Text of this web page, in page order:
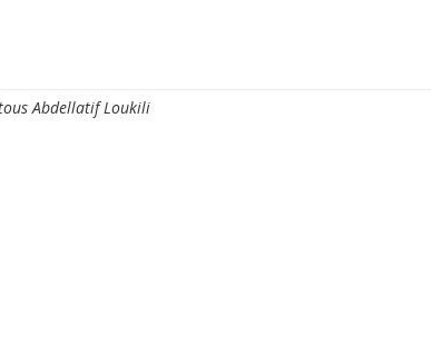
Abdellatif Loukili